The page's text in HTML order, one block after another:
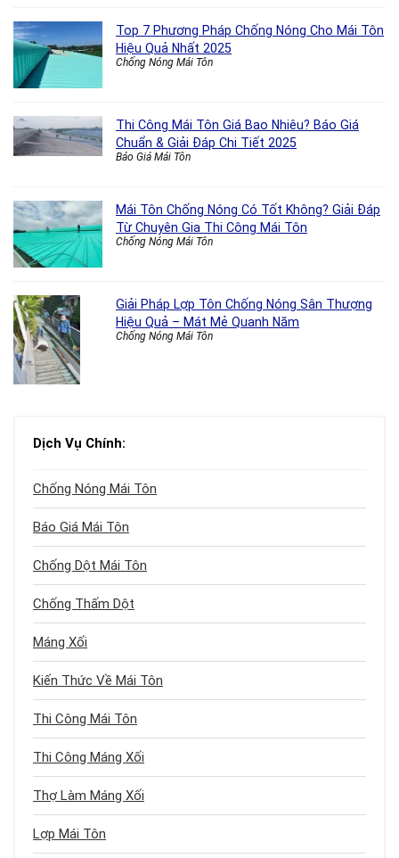
Top 7 Phương Pháp Chống Nóng Cho Mái Tôn
Hiệu Quả Nhất 2025
Chống Nóng Mái Tôn
Thi Công Mái Tôn Giá Bao Nhiêu? Báo Giá
Chuẩn & Giải Đáp Chi Tiết 2025
Báo Giá Mái Tôn
Mái Tôn Chống Nóng Có Tốt Không? Giải Đáp
Từ Chuyên Gia Thi Công Mái Tôn
Chống Nóng Mái Tôn
Giải Pháp Lợp Tôn Chống Nóng Sân Thượng
Hiệu Quả – Mát Mẻ Quanh Năm
Chống Nóng Mái Tôn
Dịch Vụ Chính:
Chống Nóng Mái Tôn
Báo Giá Mái Tôn
Chống Dột Mái Tôn
Chống Thấm Dột
Máng Xối
Kiến Thức Về Mái Tôn
Thi Công Mái Tôn
Thi Công Máng Xối
Thợ Làm Máng Xối
Lợp Mái Tôn